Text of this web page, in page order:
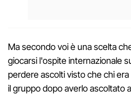
Ma secondo voi è una scelta
giocarsi l'ospite internazionale
perdere ascolti visto che chi
il gruppo dopo averlo ascoltato